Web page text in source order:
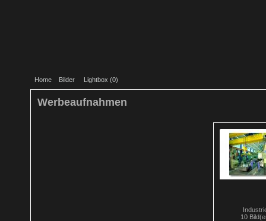
Home Bilder Lightbox (0)
Werbeaufnahmen
10